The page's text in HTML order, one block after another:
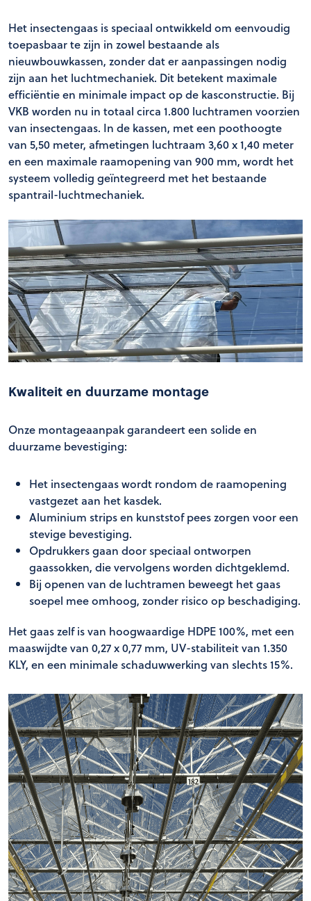
Het insectengaas is speciaal ontwikkeld om eenvoudig
toepasbaar te zijn in zowel bestaande als
nieuwbouwkassen, zonder dat er aanpassingen nodig
zijn aan het luchtmechaniek. Dit betekent maximale
efficiëntie en minimale impact op de kasconstructie. Bij
VKB worden nu in totaal circa 1.800 luchtramen voorzien
van insectengaas. In de kassen, met een poothoogte
van 5,50 meter, afmetingen luchtraam 3,60 x 1,40 meter
en een maximale raamopening van 900 mm, wordt het
systeem volledig geïntegreerd met het bestaande
spantrail-luchtmechaniek.
Kwaliteit en duurzame montage
Onze montageaanpak garandeert een solide en
duurzame bevestiging:
Het insectengaas wordt rondom de raamopening
vastgezet aan het kasdek.
Aluminium strips en kunststof pees zorgen voor een
stevige bevestiging.
Opdrukkers gaan door speciaal ontworpen
gaassokken, die vervolgens worden dichtgeklemd.
Bij openen van de luchtramen beweegt het gaas
soepel mee omhoog, zonder risico op beschadiging.
Het gaas zelf is van hoogwaardige HDPE 100%, met een
maaswijdte van 0,27 x 0,77 mm, UV-stabiliteit van 1.350
KLY, en een minimale schaduwwerking van slechts 15%.